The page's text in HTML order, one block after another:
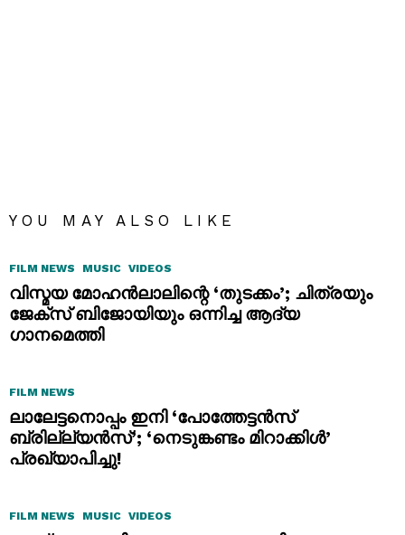
YOU MAY ALSO LIKE
FILM NEWS MUSIC VIDEOS
വിസ്മയ മോഹൻലാലിന്റെ ‘തുടക്കം’; ചിത്രയും
ജേക്സ് ബിജോയിയും ഒന്നിച്ച ആദ്യ
ഗാനമെത്തി
FILM NEWS
ലാലേട്ടനൊപ്പം ഇനി ‘പോത്തേട്ടൻസ്
ബ്രില്ല്യൻസ്’; ‘നെടുങ്കണ്ടം മിറാക്കിൾ’
പ്രഖ്യാപിച്ചു!
FILM NEWS MUSIC VIDEOS